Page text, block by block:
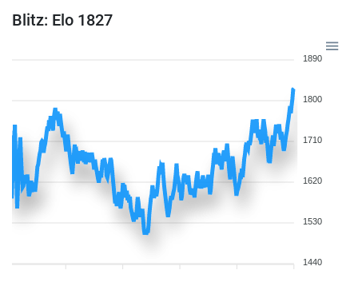
Blitz: Elo 1827
1890
1800
1710
1620
1530
1440